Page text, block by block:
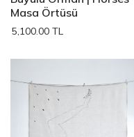
Masa Örtüsü
5,100.00 TL